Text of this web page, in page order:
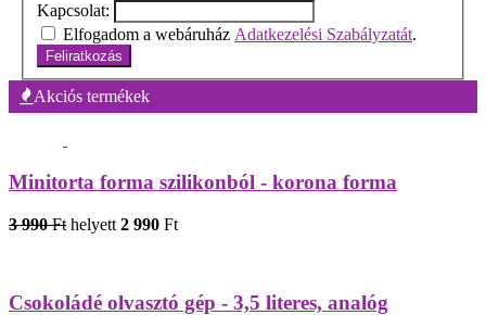
Kapcsolat:
Elfogadom a webáruház Adatkezelési Szabályzatát.
Feliratkozás
Akciós termékek
Minitorta forma szilikonból - korona forma
3 990 Ft helyett 2 990 Ft
Csokoládé olvasztó gép - 3,5 literes, analóg